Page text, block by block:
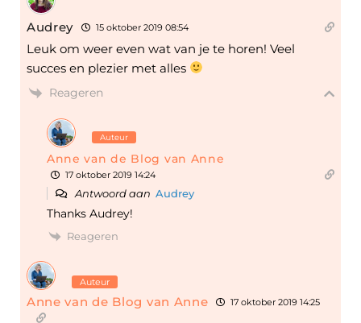
Audrey 15 oktober 2019 08:54
Leuk om weer even wat van je te horen! Veel
succes en plezier met alles
Reageren
Auteur
Anne van de Blog van Anne
17 oktober 2019 14:24
Antwoord aan Audrey
Thanks Audrey!
Reageren
Auteur
Anne van de Blog van Anne 17 oktober 2019 14:25